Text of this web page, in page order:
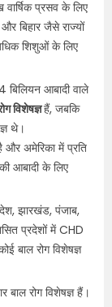
प्रसव के लिए
बिहार जैसे राज्यों
शिशुओं के लिए
आबादी वाले
विशेषज्ञहैं, जबकि
थे।
और अमेरिका में प्रति
आबादी के लिए
झारखंड, पंजाब,
प्रदेशों में CHD
बाल रोग विशेषज्ञ
बाल रोग विशेषज्ञ हैं।